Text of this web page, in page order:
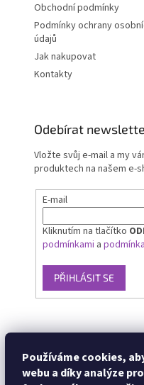
Používáme cookies,
webu a díky analýze
Obchodní podmínky
Podmínky ochrany
údajů
Jak nakupovat
Kontakty
Odebírat
Vložte svůj e-mail a my
produktech na našem e-
E-mail
Kliknutím na tlačítko
podmínkami a
PŘIHLÁSIT SE